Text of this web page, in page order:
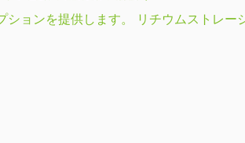
ョンを提供します。 リチウムストレー